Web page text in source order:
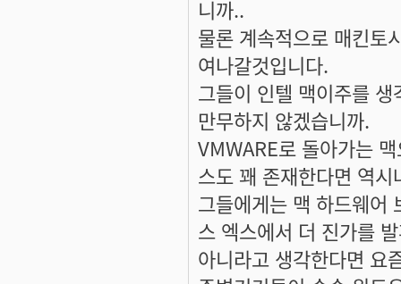
니까..
물론 계속적으로 매킨토
여나갈것입니다.
그들이 인텔 맥이주를
만무하지 않겠습니까.
VMWARE로 돌아가는
스도 꽤 존재한다면 역
그들에게는 맥 하드웨어
스 엑스에서 더 진가를
아니라고 생각한다면 요